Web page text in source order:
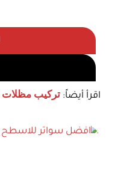
اقرأ أيضاً: تركيب مظلات